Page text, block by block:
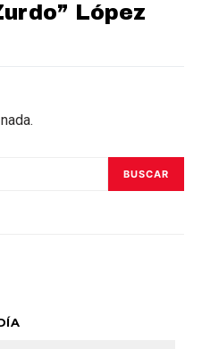
López
BUSCAR